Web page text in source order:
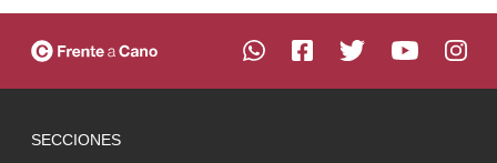
SECCIONES